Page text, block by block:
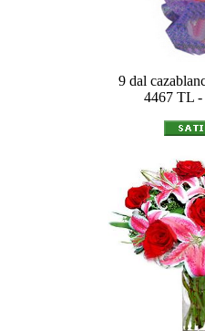
9 dal
4467 TL